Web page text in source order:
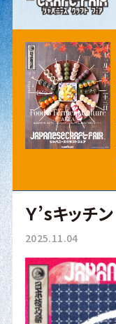
Ｙ’sキッチン
2025.11.04